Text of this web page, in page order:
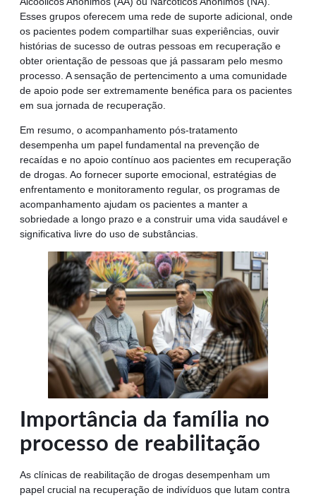
Esses grupos oferecem uma rede de suporte adicional, onde
os pacientes podem compartilhar suas experiências, ouvir
histórias de sucesso de outras pessoas em recuperação e
obter orientação de pessoas que já passaram pelo mesmo
processo. A sensação de pertencimento a uma comunidade
de apoio pode ser extremamente benéfica para os pacientes
em sua jornada de recuperação.
Em resumo, o acompanhamento pós-tratamento
desempenha um papel fundamental na prevenção de
recaídas e no apoio contínuo aos pacientes em recuperação
de drogas. Ao fornecer suporte emocional, estratégias de
enfrentamento e monitoramento regular, os programas de
acompanhamento ajudam os pacientes a manter a
sobriedade a longo prazo e a construir uma vida saudável e
significativa livre do uso de substâncias.
Importância da família no
processo de reabilitação
As clínicas de reabilitação de drogas desempenham um
papel crucial na recuperação de indivíduos que lutam contra